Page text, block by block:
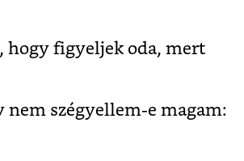
hogy figyeljek oda, mert
nem szégyellem-e magam: